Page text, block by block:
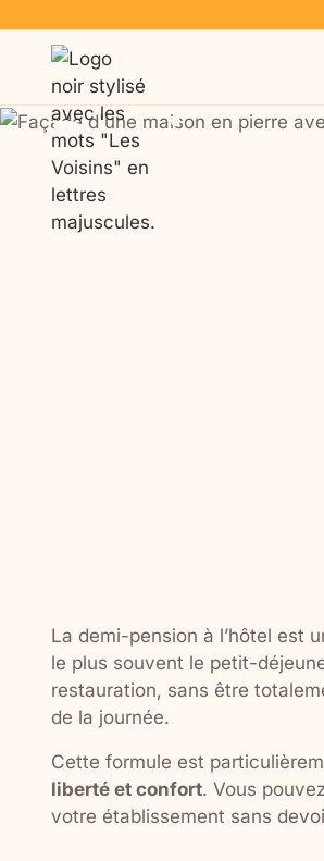
Demi-
c’est quoi
La demi-pension à l’hôtel est
le plus souvent le petit-
restauration, sans être
de la journée.
Cette formule est
liberté et confort. Vous
votre établissement sans